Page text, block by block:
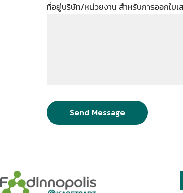
ที่อยู่บริษัท/หน่วยงาน สำหรับการออกใบ
Send Message